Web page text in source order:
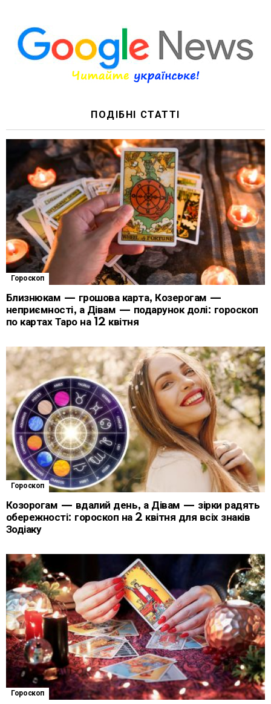
ПОДІБНІ СТАТТІ
Гороскоп
Близнюкам — грошова карта, Козерогам —
неприємності, а Дівам — подарунок долі: гороскоп
по картах Таро на 12 квітня
Гороскоп
Козорогам — вдалий день, а Дівам — зірки радять
обережності: гороскоп на 2 квітня для всіх знаків
Зодіаку
Гороскоп